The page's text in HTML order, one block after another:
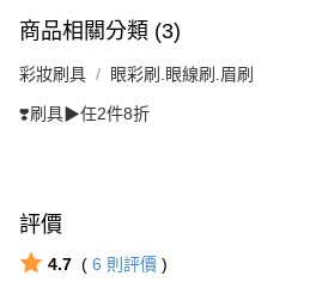
商品相關分類 (3)
彩妝刷具 眼彩刷.眼線刷.眉刷
❣️刷具▶任2件8折
評價
4.7 ( 6 則評價 )